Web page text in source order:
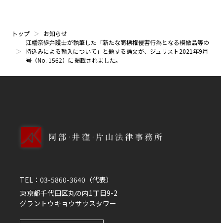
トップ
お知らせ
江幡奈歩弁護士が執筆した「新たな商標権侵害行為となる模倣品等の
持込みによる輸入について」と題する論文が、ジュリスト2021年9月
号（No. 1562）に掲載されました。
TEL： 03-5860-3640 （代表）
東京都千代田区丸の内1丁目9-2
グラントウキョウサウスタワー